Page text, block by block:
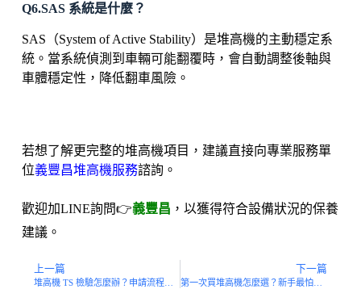
Q6.SAS 系統是什麼？
SAS（System of Active Stability）是堆高機的主動穩定系
統。當系統偵測到車輛可能翻覆時，會自動調整後軸與
車體穩定性，降低翻車風險。
若想了解更完整的堆高機項目，建議直接向專業服務單
位義豐昌堆高機服務諮詢。
歡迎加LINE詢問👉義豐昌 ，以獲得符合設備狀況的保養
建議。
上一篇
堆高機 TS 檢驗怎麼辦？申請流程、準備資料與費用全解析
下一篇